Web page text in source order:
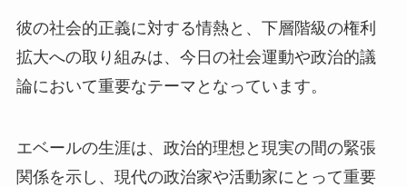
彼の社会的正義に対する情熱と、下層階級の権利
拡大への取り組みは、今日の社会運動や政治的議
論において重要なテーマとなっています。
エベールの生涯は、政治的理想と現実の間の緊張
関係を示し、現代の政治家や活動家にとって重要